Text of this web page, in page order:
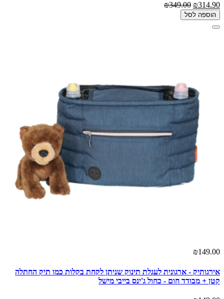
₪314.90
₪349.00
הוספה לסל
₪149.00
אירגותיק - ארגונית לעגלת תינוק שניתן לקחת בקלות כמו תיק החתלה
קטן + מבודד חום - כחול ג'ינס בייבי מישל